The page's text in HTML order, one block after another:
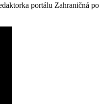
portálu Zahraničná